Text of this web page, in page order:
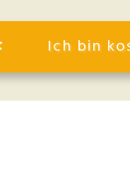
Ich bin